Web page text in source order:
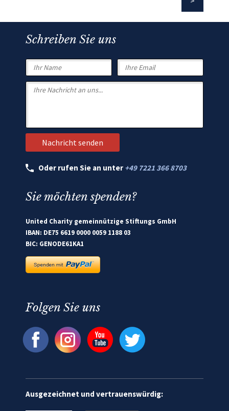
Schreiben Sie uns
Oder rufen Sie an unter +49 7221 366 8703
Sie möchten spenden?
United Charity gemeinnützige Stiftungs GmbH
IBAN: DE75 6619 0000 0059 1188 03
BIC: GENODE61KA1
Folgen Sie uns
Ausgezeichnet und vertrauenswürdig: